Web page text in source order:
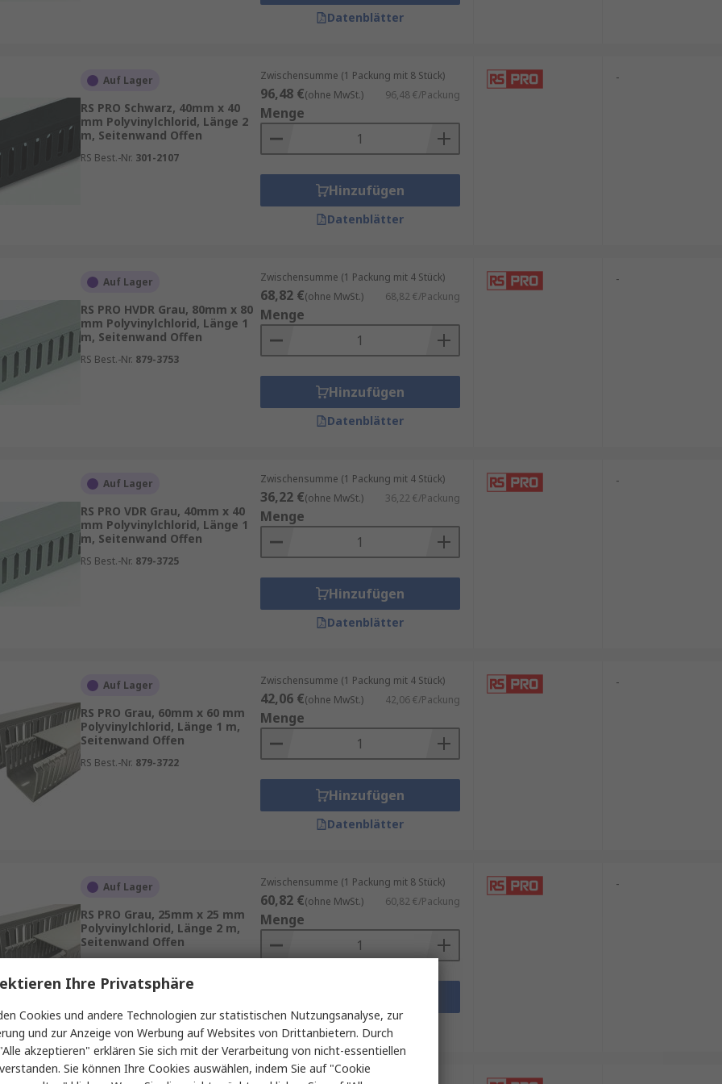
unterstützte Kabelsystem als auch für die Umgebung, darunter:
verwendet, daher umfassen einige der Anwendungen im Kabelkanal:
aber in der Regel mit einem flachen, rechteckigen Design in verschiedenen Farben,
Schlitz- und
der Verkabelung innerhalb der Anwendung:
verfügbar
Datenblätter
Auf Lager
RS PRO Schwarz, 40mm x 40
mm Polyvinylchlorid, Länge 2
m, Seitenwand Offen
RS Best.-Nr. 301-2107
Zwischensumme (1 Packung mit 8 Stück)
96,48 €(ohne MwSt.) 96,48 €/Packung
Menge
Hinzufügen
Datenblätter
-
Auf Lager
RS PRO HVDR Grau, 80mm x 80
mm Polyvinylchlorid, Länge 1
m, Seitenwand Offen
RS Best.-Nr. 879-3753
Zwischensumme (1 Packung mit 4 Stück)
68,82 €(ohne MwSt.) 68,82 €/Packung
Menge
Hinzufügen
Datenblätter
-
Auf Lager
RS PRO VDR Grau, 40mm x 40
mm Polyvinylchlorid, Länge 1
m, Seitenwand Offen
RS Best.-Nr. 879-3725
Zwischensumme (1 Packung mit 4 Stück)
36,22 €(ohne MwSt.) 36,22 €/Packung
Menge
Hinzufügen
Datenblätter
-
Auf Lager
RS PRO Grau, 60mm x 60 mm
Polyvinylchlorid, Länge 1 m,
Seitenwand Offen
RS Best.-Nr. 879-3722
Zwischensumme (1 Packung mit 4 Stück)
42,06 €(ohne MwSt.) 42,06 €/Packung
Menge
Hinzufügen
Datenblätter
-
Auf Lager
RS PRO Grau, 25mm x 25 mm
Polyvinylchlorid, Länge 2 m,
Seitenwand Offen
Zwischensumme (1 Packung mit 8 Stück)
60,82 €(ohne MwSt.) 60,82 €/Packung
Menge
Datenblätter
-
Ihre Privatsphäre
Cookies und andere Technologien zur statistischen Nutzungsanalyse, zur
und zur Anzeige von Werbung auf Websites von Drittanbietern. Durch
akzeptieren" erklären Sie sich mit der Verarbeitung von nicht-essentiellen
Sie können Ihre Cookies auswählen, indem Sie auf "Cookie